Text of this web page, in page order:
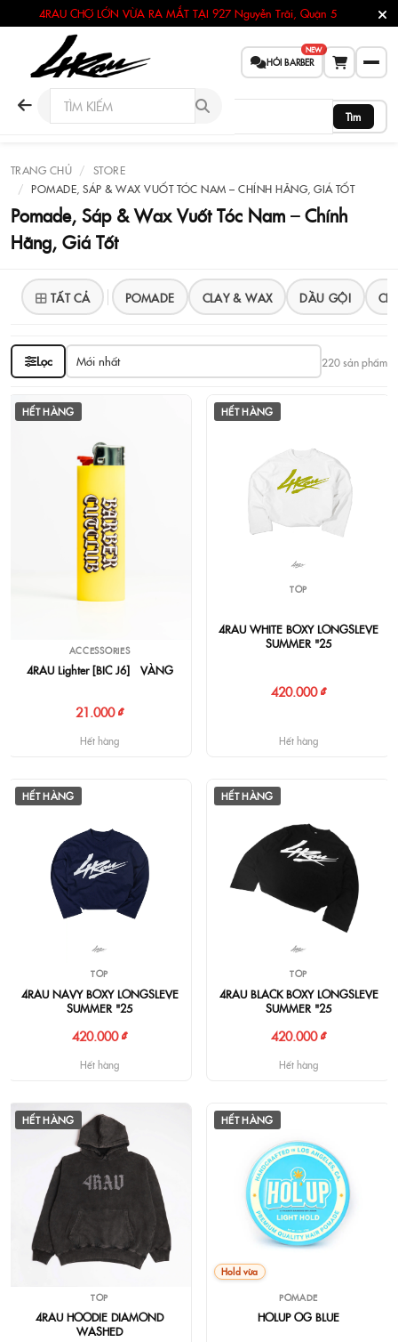
4RAU CHỢ LỚN VỪA RA MẮT TẠI 927 Nguyễn Trãi, Quận 5
HỎI BARBER
NEW
Tìm
TRANG CHỦ
STORE
POMADE, SÁP & WAX VUỐT TÓC NAM – CHÍNH HÃNG, GIÁ TỐT
Pomade, Sáp & Wax Vuốt Tóc Nam – Chính
Hãng, Giá Tốt
TẤT CẢ POMADE CLAY & WAX DẦU GỘI
Lọc 220 sản phẩm
HẾT HÀNG
ACCESSORIES
4RAU Lighter [BIC J6] - VÀNG
21.000 ₫
Hết hàng
HẾT HÀNG
TOP
4RAU WHITE BOXY LONGSLEVE
SUMMER "25
420.000 ₫
Hết hàng
HẾT HÀNG
TOP
4RAU NAVY BOXY LONGSLEVE
SUMMER "25
420.000 ₫
Hết hàng
HẾT HÀNG
TOP
4RAU BLACK BOXY LONGSLEVE
SUMMER "25
420.000 ₫
Hết hàng
HẾT HÀNG
TOP
4RAU HOODIE DIAMOND
WASHED
HẾT HÀNG
Hold vừa
POMADE
HOLUP OG BLUE